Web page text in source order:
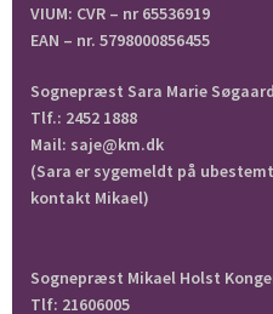
VIUM: CVR – nr 65536919
EAN – nr. 5798000856455
Sognepræst Sara Marie
Tlf.: 2452 1888
Mail: saje@km.dk
(Sara er sygemeldt på
kontakt Mikael)
Sognepræst Mikael Holst
Tlf: 21606005